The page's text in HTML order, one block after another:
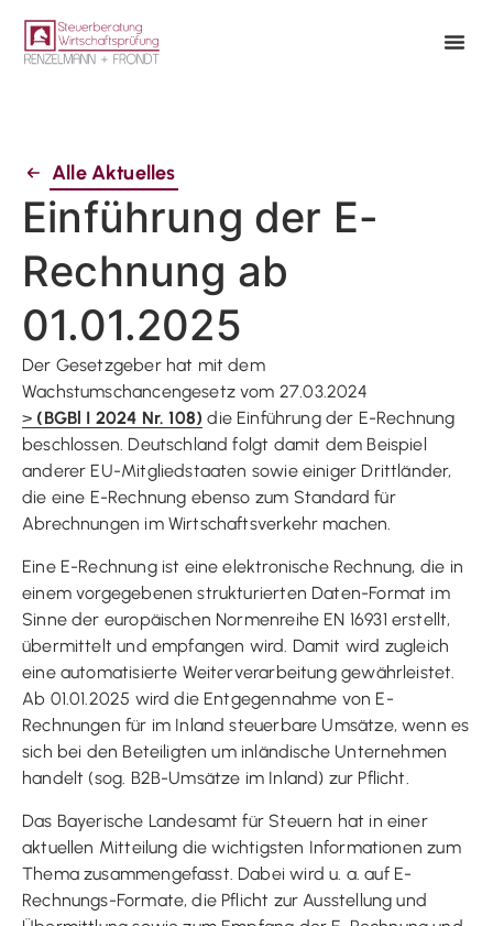
Alle Aktuelles
Einführung der E-
Rechnung ab
01.01.2025
Der Gesetzgeber hat mit dem
Wachstumschancengesetz vom 27.03.2024
> (BGBl I 2024 Nr. 108) die Einführung der E-Rechnung
beschlossen. Deutschland folgt damit dem Beispiel
anderer EU-Mitgliedstaaten sowie einiger Drittländer,
die eine E-Rechnung ebenso zum Standard für
Abrechnungen im Wirtschaftsverkehr machen.
Eine E-Rechnung ist eine elektronische Rechnung, die in
einem vorgegebenen strukturierten Daten-Format im
Sinne der europäischen Normenreihe EN 16931 erstellt,
übermittelt und empfangen wird. Damit wird zugleich
eine automatisierte Weiterverarbeitung gewährleistet.
Ab 01.01.2025 wird die Entgegennahme von E-
Rechnungen für im Inland steuerbare Umsätze, wenn es
sich bei den Beteiligten um inländische Unternehmen
handelt (sog. B2B-Umsätze im Inland) zur Pflicht.
Das Bayerische Landesamt für Steuern hat in einer
aktuellen Mitteilung die wichtigsten Informationen zum
Thema zusammengefasst. Dabei wird u. a. auf E-
Rechnungs-Formate, die Pflicht zur Ausstellung und